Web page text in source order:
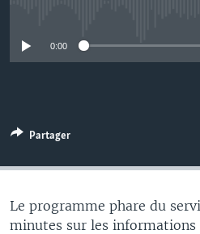
0:00
Partager
Le programme phare du
minutes sur les informations